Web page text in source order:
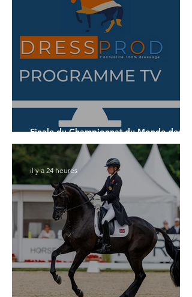
Finale du Championnat du Monde des 6
ans
il y a 24 heures